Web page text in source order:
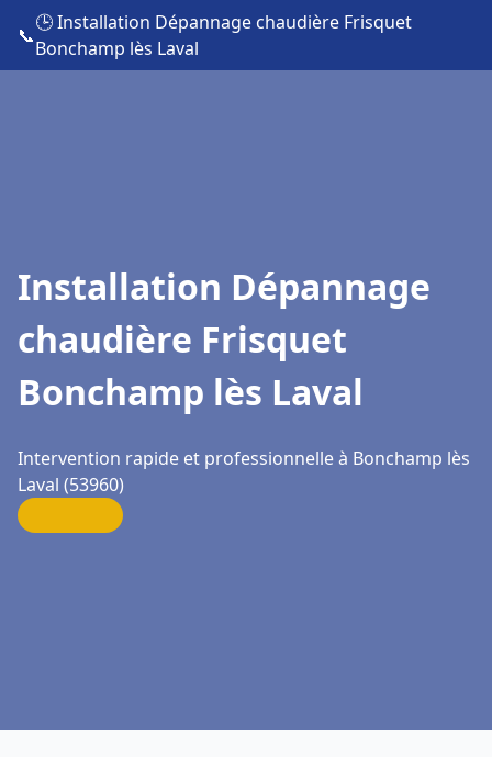
📞
🕒 Installation Dépannage chaudière Frisquet
Bonchamp lès Laval
Installation Dépannage
chaudière Frisquet
Bonchamp lès Laval
Intervention rapide et professionnelle à Bonchamp lès
Laval (53960)